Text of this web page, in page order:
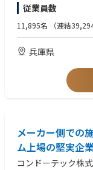
事業開発部 建材企画
＜あると好ましい経験
下記の資格等をお持ち
・構造設計一級建築士
・技術士（建設部門）
従業員数
11,895名 （連結
兵庫県
メーカー側での
ム上場の堅実企
コンドーテック株